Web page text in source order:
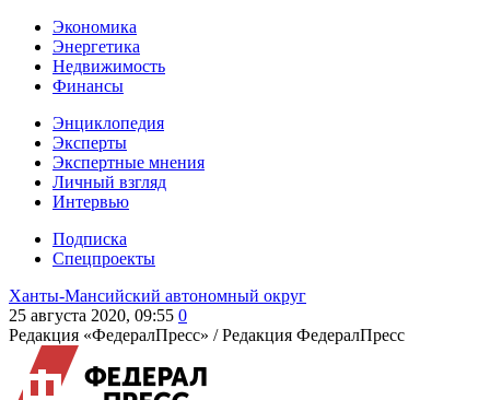
Экономика
Энергетика
Недвижимость
Финансы
Энциклопедия
Эксперты
Экспертные мнения
Личный взгляд
Интервью
Подписка
Спецпроекты
Ханты-Мансийский автономный округ
25 августа 2020, 09:55 0
Редакция «ФедералПресс» /Редакция ФедералПресс